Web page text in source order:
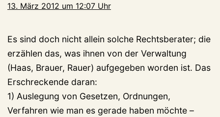
13. März 2012 um 12:07 Uhr
Es sind doch nicht allein solche Rechtsberater; die
erzählen das, was ihnen von der Verwaltung
(Haas, Brauer, Rauer) aufgegeben worden ist. Das
Erschreckende daran:
1) Auslegung von Gesetzen, Ordnungen,
Verfahren wie man es gerade haben möchte –